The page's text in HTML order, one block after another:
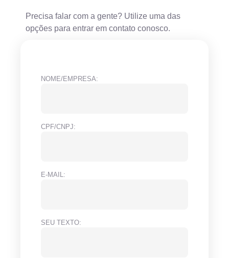
Precisa falar com a gente? Utilize uma das
opções para entrar em contato conosco.
NOME/EMPRESA:
CPF/CNPJ:
E-MAIL:
SEU TEXTO: